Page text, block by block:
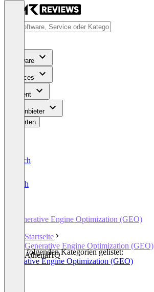
Software
Services
Content
Für Anbieter
Bewerten
Deutsch
English
Generative Engine Optimization (GEO)
Startseite
Generative Engine Optimization (GEO)
AthenaHQ
In den folgenden Kategorien gelistet:
Generative Engine Optimization (GEO)